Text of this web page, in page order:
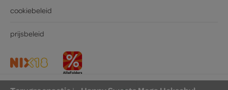
cookiebeleid
prijsbeleid